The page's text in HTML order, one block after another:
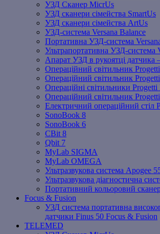
УЗД Сканер MicrUs
УЗД сканери сімейства SmartUs
УЗД сканери сімейства ArtUs
УЗД-система Versana Balance
Портативна УЗД-система
Ультрапортативна УЗД-система
Апарат УЗД в рукоятці датчика
Операційний світильник
Операційний світильник
Операційні світильники
Операційний світильник
Електричний операційний стіл
SonoBook 8
SonoBook 6
СBit 8
Qbit 7
MyLab SIGMA
MyLab OMEGA
Ультразвукова система Apogee
Ультразвукова діагностична
Портативний кольоровий
Focus & Fusion
УЗД система портативна
датчики Finus 50 Focus & Fusion
TELEMED